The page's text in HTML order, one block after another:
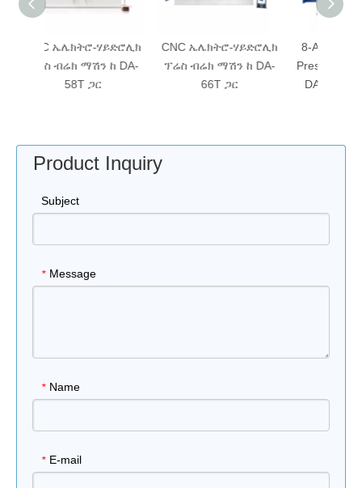
CNC ኤሌክትሮ-ሃይድሮሊክ
ፕሬስ ብሬክ ማሽን ከ DA-
66T ጋር
8-Axis CNC Hydraulic
Press Brake Machine ከ
DA-66T 3D Bending
Product Inquiry
Subject
* Message
* Name
* E-mail